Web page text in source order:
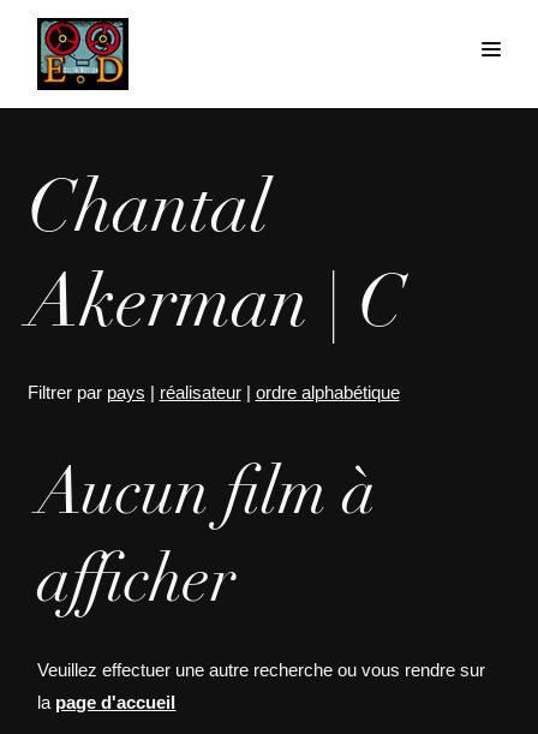
Chantal
Akerman | C
Filtrer par pays | réalisateur| ordre alphabétique
Aucun film à
afficher
Veuillez effectuer une autre recherche ou vous rendre sur
la page d'accueil